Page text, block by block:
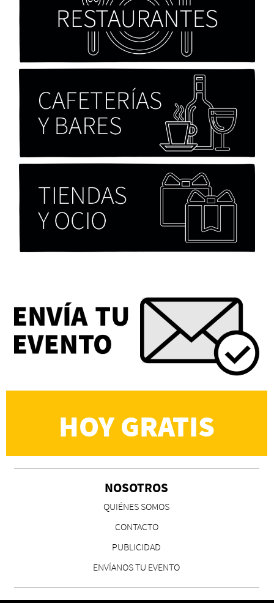
Cocaína Negra de Cristóbal Valenzuela Berríos
Paloma Pulisci
Chicas tristes de Fernanda Tovar
Eva Valero Juan: "Una mirada que construía un
universo donde lo único verdaderamente
importante eran los amigos y la literatura"
Martín Carrasco
CS, de José María Salazar
Invitadxs EnLima
HOY GRATIS
NOSOTROS
QUIÉNES SOMOS
CONTACTO
PUBLICIDAD
ENVÍANOS TU EVENTO